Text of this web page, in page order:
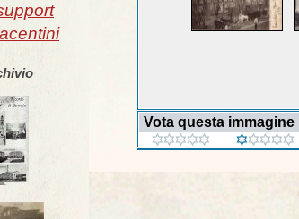
Vota questa immagine